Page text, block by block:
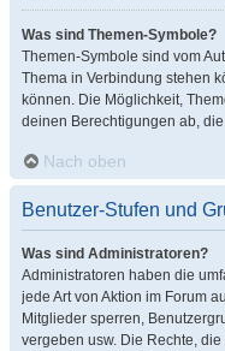
Was sind Themen-Symbole?
Themen-Symbole sind vom
Thema in Verbindung stehen
können. Die Möglichkeit,
deinen Berechtigungen ab,
Nach oben
Benutzer-Stufen und
Was sind Administratoren?
Administratoren haben die
jede Art von Aktion im Forum
Mitglieder sperren,
vergeben usw. Die Rechte,